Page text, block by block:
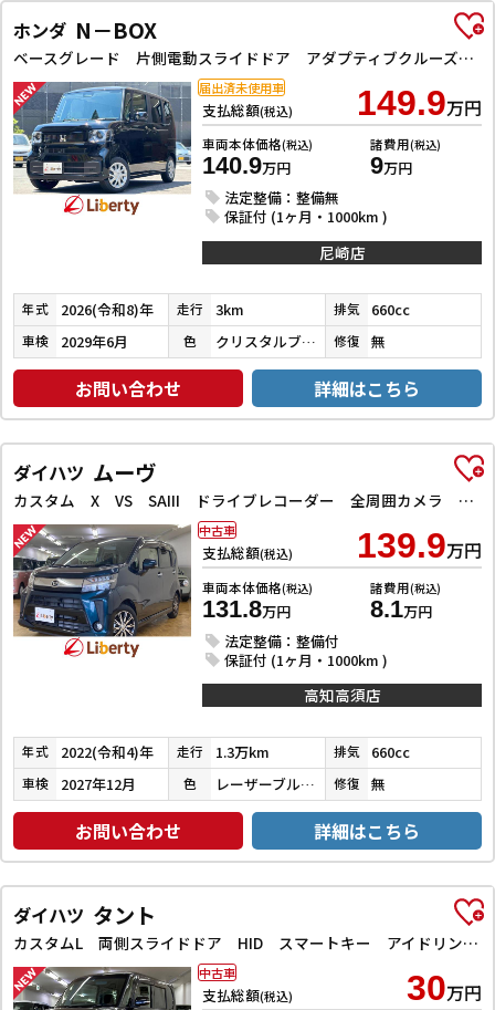
ホンダ N－BOX
ベースグレード 片側電動スライドドア アダプティブクルーズコントロール LEDヘッドライト クリアランスソナー スマートキー アイドリングストップ CVT ESC チップアップシート エアコン パワーウィンドウ
支払総額(税込) 149.9万円
車両本体価格(税込)
140.9万円
諸費用(税込)
9万円
法定整備：整備無
保証付 (1ヶ月・1000km )
届出済未使用車
尼崎店
年式 2026(令和8)年 走行 3km 排気 660cc
車検 2029年6月 色 クリスタルブラックパール 修復 無
お問い合わせ 詳細はこちら
ダイハツ ムーヴ
カスタム X VS SAIII ドライブレコーダー 全周囲カメラ ナビ TV クリアランスソナー 衝突被害軽減システム オートマチックハイビーム オートライト LEDヘッドランプ スマートキー アイドリングストップ 電動格納ミラー
支払総額(税込) 139.9万円
車両本体価格(税込)
131.8万円
諸費用(税込)
8.1万円
法定整備：整備付
保証付 (1ヶ月・1000km )
中古車
高知高須店
年式 2022(令和4)年 走行 1.3万km 排気 660cc
車検 2027年12月 色 レーザーブルークリスタルシャイン 修復 無
お問い合わせ 詳細はこちら
ダイハツ タント
カスタムL 両側スライドドア HID スマートキー アイドリングストップ 電動格納ミラー ベンチシート CVT 盗難防止システム ABS アルミホイール 衝突安全ボディ エアコン パワーステアリング
支払総額(税込) 30万円
中古車